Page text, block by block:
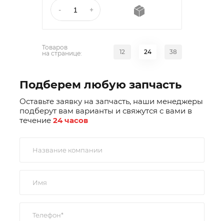
Товаров
на странице:
12 24 38
Подберем любую запчасть
Оставьте заявку на запчасть, наши менеджеры
подберут вам варианты и свяжутся с вами в
течение 24 часов